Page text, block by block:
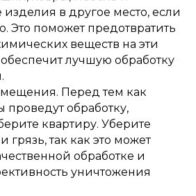
изделия в другое место, если
Это поможет предотвратить
веществ на эти
лучшую обработку
Перед тем как
проведут обработку,
квартиру. Уберите
грязь, так как это может
обработке и
уничтожения